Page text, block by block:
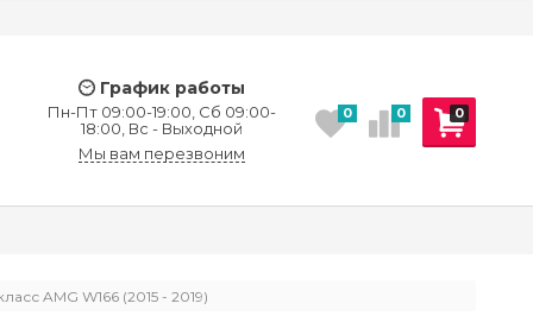
График работы
Пн-Пт 09:00-19:00, Сб 09:00-
18:00, Вс - Выходной
Мы вам перезвоним
0
0 0
AMG W166 (2015 - 2019)